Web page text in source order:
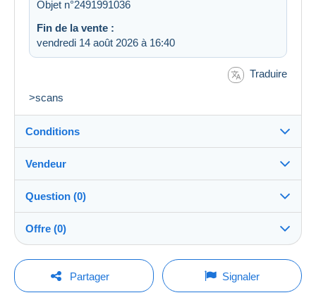
Objet n°2491991036
Fin de la vente :
vendredi 14 août 2026 à 16:40
Traduire
>scans
Conditions
Destination :
Voir la liste des pays
Expédition :
Envoi après paiement
A charge de l'acheteur
Méthodes de paiement :
Vendeur
powala100%(9212x)
Boutique
Membre depuis le :
Question (0)
Pour poser une question, vous devez ouvrir
une session.
Offre (0)
La vente sera prolongée d'une minute si une offre est
posée moins d'une minute avant son échéance.
Partager Signaler